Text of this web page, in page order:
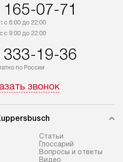
07-71
с 8:00 до 22:00
с 9:00 до 22:00
19-36
по России
звонок
Cтатьи
Глоссарий
Вопросы и ответы
Видео